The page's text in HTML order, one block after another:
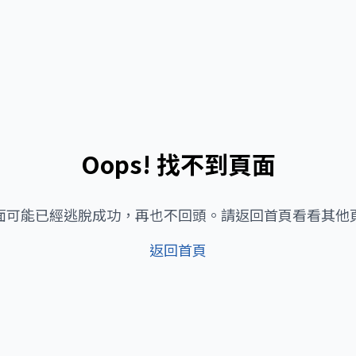
Oops! 找不到頁面
可能已經逃脫成功，再也不回頭。請返回首頁看看其他
返回首頁